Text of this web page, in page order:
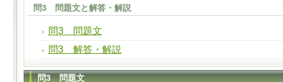
問3 問題文と解答・解説
問3 問題文
問3 解答・解説
問3 問題文